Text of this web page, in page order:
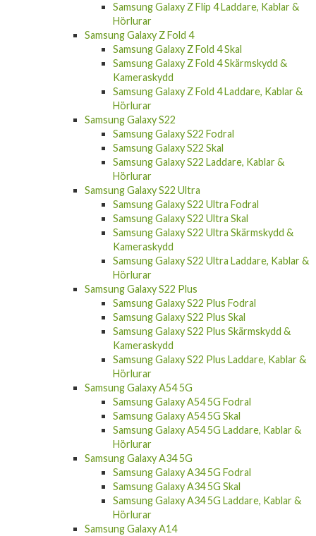
Samsung Galaxy Z Flip 4 Laddare, Kablar &
Hörlurar
Samsung Galaxy Z Fold 4
Samsung Galaxy Z Fold 4 Skal
Samsung Galaxy Z Fold 4 Skärmskydd &
Kameraskydd
Samsung Galaxy Z Fold 4 Laddare, Kablar &
Hörlurar
Samsung Galaxy S22
Samsung Galaxy S22 Fodral
Samsung Galaxy S22 Skal
Samsung Galaxy S22 Laddare, Kablar &
Hörlurar
Samsung Galaxy S22 Ultra
Samsung Galaxy S22 Ultra Fodral
Samsung Galaxy S22 Ultra Skal
Samsung Galaxy S22 Ultra Skärmskydd &
Kameraskydd
Samsung Galaxy S22 Ultra Laddare, Kablar &
Hörlurar
Samsung Galaxy S22 Plus
Samsung Galaxy S22 Plus Fodral
Samsung Galaxy S22 Plus Skal
Samsung Galaxy S22 Plus Skärmskydd &
Kameraskydd
Samsung Galaxy S22 Plus Laddare, Kablar &
Hörlurar
Samsung Galaxy A54 5G
Samsung Galaxy A54 5G Fodral
Samsung Galaxy A54 5G Skal
Samsung Galaxy A54 5G Laddare, Kablar &
Hörlurar
Samsung Galaxy A34 5G
Samsung Galaxy A34 5G Fodral
Samsung Galaxy A34 5G Skal
Samsung Galaxy A34 5G Laddare, Kablar &
Hörlurar
Samsung Galaxy A14